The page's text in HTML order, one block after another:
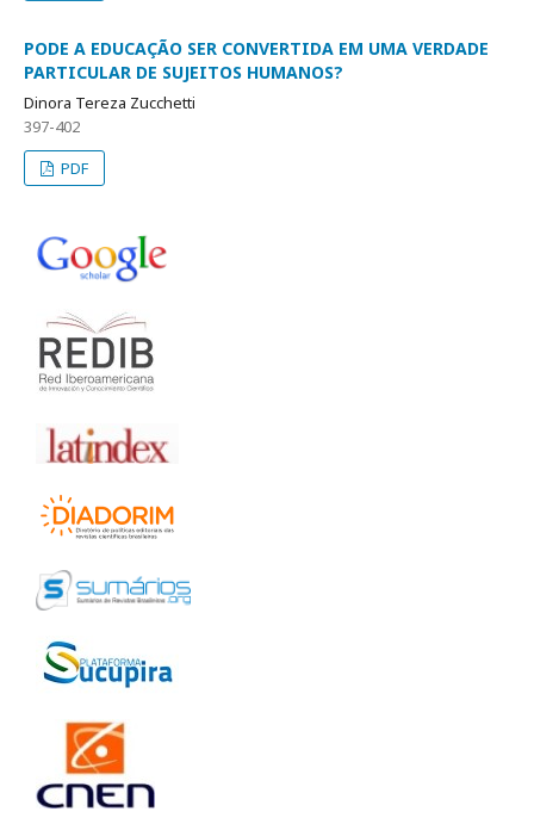
PODE A EDUCAÇÃO SER CONVERTIDA EM UMA VERDADE
PARTICULAR DE SUJEITOS HUMANOS?
Dinora Tereza Zucchetti
397-402
PDF